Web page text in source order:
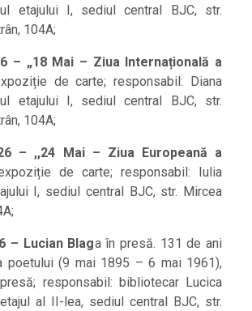
etajului I, sediul central BJC, str.
104A;
– „18 Mai – Ziua Internațională a
de carte; responsabil: Diana
etajului I, sediul central BJC, str.
104A;
– ,,24 Mai – Ziua Europeană a
de carte; responsabil: Iulia
I, sediul central BJC, str. Mircea
– Lucian Blaga în presă. 131 de ani
poetului (9 mai 1895 – 6 mai 1961),
responsabil: bibliotecar Lucica
al II-lea, sediul central BJC, str.